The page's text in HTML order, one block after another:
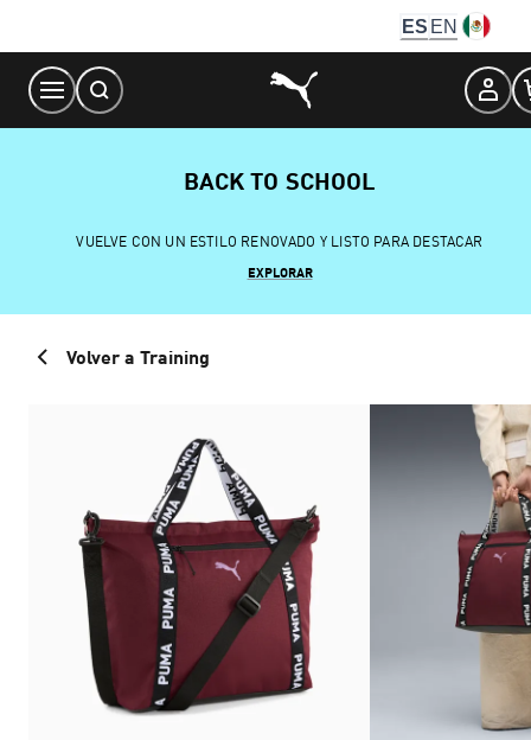
Content
ES EN
BACK TO SCHOOL
VUELVE CON UN ESTILO RENOVADO Y LISTO PARA DESTACAR
EXPLORAR
Volver a Training